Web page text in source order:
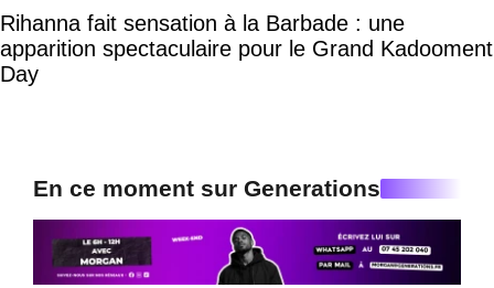
Rihanna fait sensation à la Barbade : une
apparition spectaculaire pour le Grand Kadooment
Day
En ce moment sur Generations